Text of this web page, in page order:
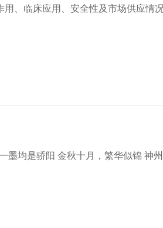
、临床应用、安全性及市场供应情况
墨均是骄阳 金秋十月，繁华似锦 神